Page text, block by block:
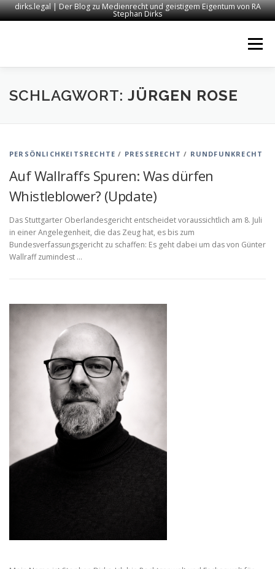
dirks.legal | Der Blog zu Medienrecht und geistigem Eigentum von RA
Stephan Dirks
Menü
START KONTAKT RECHTSANWALT DIRKS
SCHLAGWORT: JÜRGEN ROSE
PERSÖNLICHKEITSRECHTE / PRESSERECHT / RUNDFUNKRECHT
Auf Wallraffs Spuren: Was dürfen
Whistleblower? (Update)
Das Stuttgarter Oberlandesgericht entscheidet voraussichtlich am 8. Juli
in einer Angelegenheit, die das Zeug hat, es bis zum
Bundesverfassungsgericht zu schaffen: Es geht dabei um das von Günter
Wallraff zumindest …